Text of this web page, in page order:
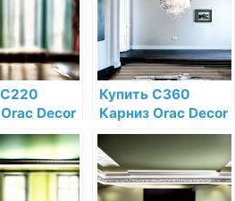
Decor
Orac
низкой
Купить C360
Карниз Orac Decor
Полиуретан Orac
Decor по низкой
цене в интернет-
магазине